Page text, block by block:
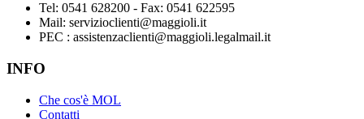
Tel: 0541 628200 - Fax: 0541 622595
Mail: servizioclienti@maggioli.it
PEC : assistenzaclienti@maggioli.legalmail.it
INFO
Che cos'è MOL
Contatti